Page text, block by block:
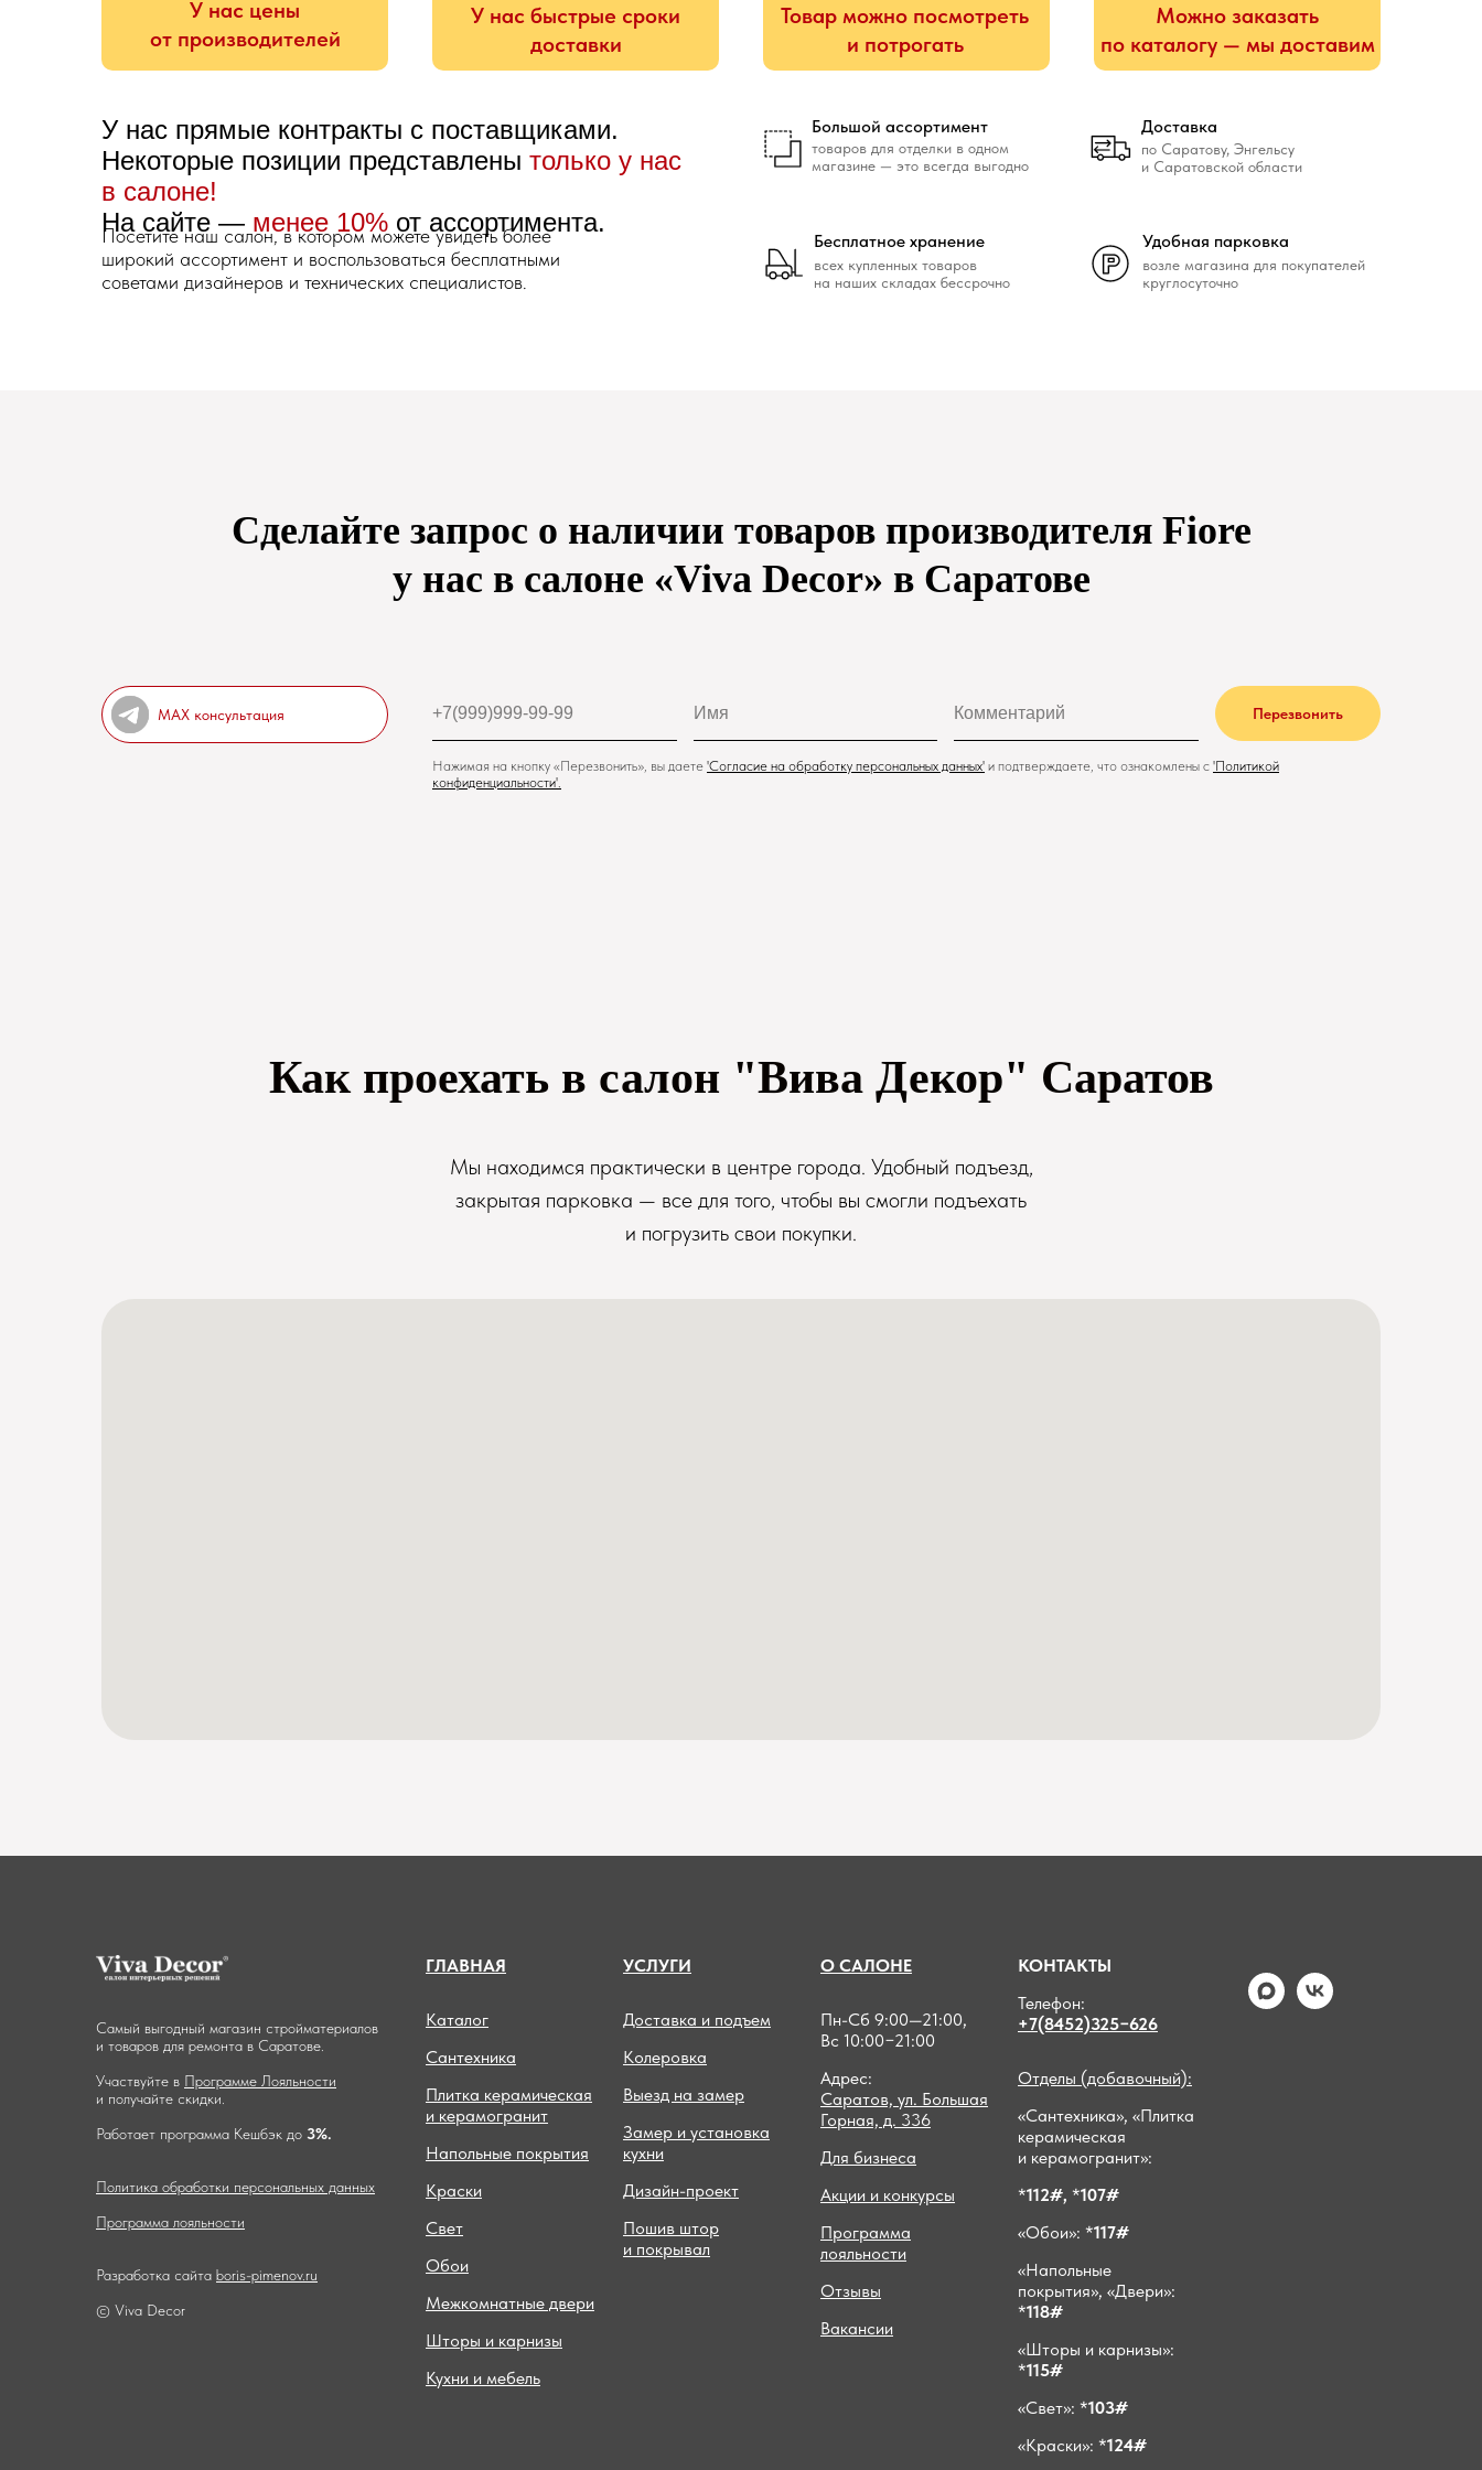
Можно заказать
по каталогу — мы доставим
У нас быстрые сроки
доставки
Товар можно посмотреть
и потрогать
У нас цены
от производителей
возле магазина для покупателей
круглосуточно
Удобная парковка
всех купленных товаров
на наших складах бессрочно
Бесплатное хранение
товаров для отделки в одном
магазине — это всегда выгодно
Большой ассортимент
по Саратову, Энгельсу
и Саратовской области
Доставка
У нас прямые контракты с поставщиками.
Некоторые позиции представлены только у нас
в салоне!
На сайте — менее 10% от ассортимента.
Посетите наш салон, в котором можете увидеть более
широкий ассортимент и воспользоваться бесплатными
советами дизайнеров и технических специалистов.
Сделайте запрос о наличии товаров производителя Fiore
у нас в салоне «Viva Decor» в Саратове
Перезвонить
Нажимая на кнопку «Перезвонить», вы даете 'Cогласие на обработку персональных данных' и подтверждаете, что ознакомлены с 'Политикой
конфиденциальности'.
MAX консультация
Как проехать в салон "Вива Декор" Саратов
Мы находимся практически в центре города. Удобный подъезд,
закрытая парковка — все для того, чтобы вы смогли подъехать
и погрузить свои покупки.
Самый выгодный магазин стройматериалов
и товаров для ремонта в Саратове.
Участвуйте в Программе Лояльности
и получайте скидки.
Работает программа Кешбэк до 3%.
Политика обработки персональных данных
Программа лояльности
Разработка сайта boris-pimenov.ru
© Viva Decor
ГЛАВНАЯ
Каталог
Сантехника
Плитка керамическая
и керамогранит
Напольные покрытия
Краски
Свет
Обои
Межкомнатные двери
Шторы и карнизы
Кухни и мебель
УСЛУГИ
Доставка и подъем
Колеровка
Выезд на замер
Замер и установка
кухни
Дизайн-проект
Пошив штор
и покрывал
О САЛОНЕ
Пн-Сб 9:00—21:00,
Вс 10:00−21:00
Адрес:
Саратов, ул. Большая
Горная, д. 336
Для бизнеса
Акции и конкурсы
Программа
лояльности
Отзывы
Вакансии
КОНТАКТЫ
Телефон:
+7(8452)325−626
Отделы (добавочный):
«Сантехника», «Плитка
керамическая
и керамогранит»:
*112#, *107#
«Обои»: *117#
«Напольные
покрытия», «Двери»:
*118#
«Шторы и карнизы»:
*115#
«Свет»: *103#
«Краски»: *124#